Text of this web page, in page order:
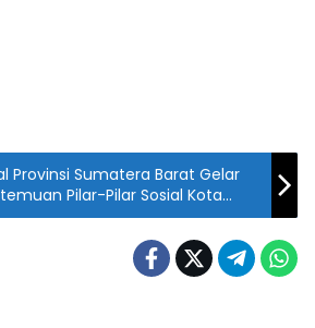
Provinsi Sumatera Barat Gelar
Pilar-Pilar Sosial Kota